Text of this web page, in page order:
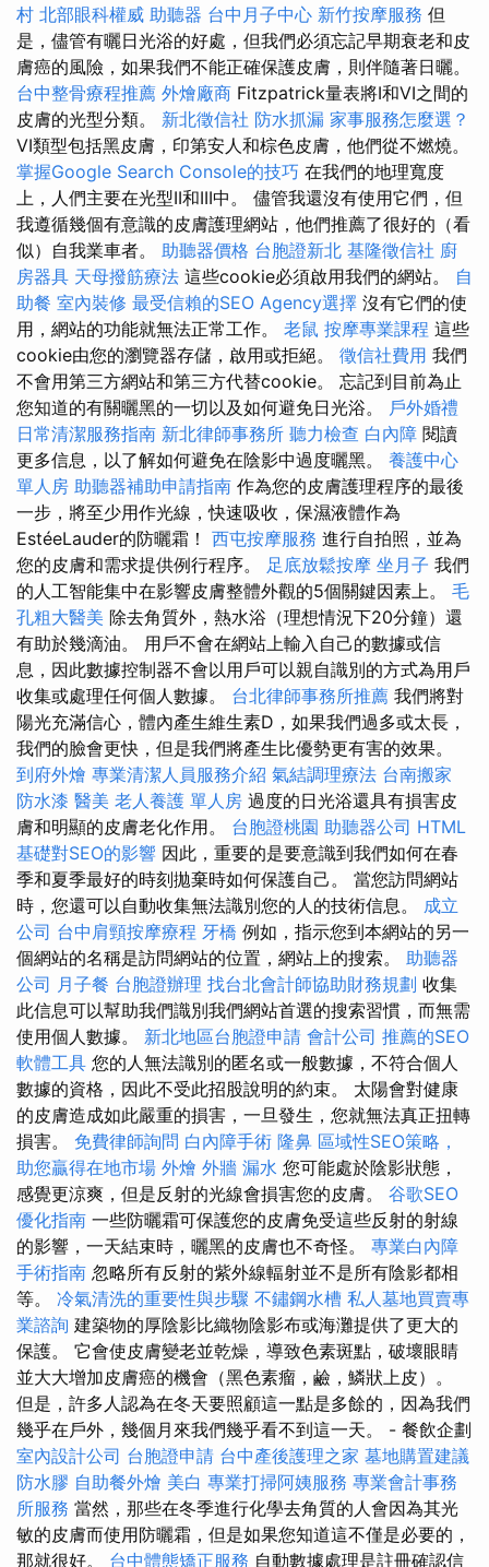
村 北部眼科權威 助聽器 台中月子中心 新竹按摩服務 但
是，儘管有曬日光浴的好處，但我們必須忘記早期衰老和皮
膚癌的風險，如果我們不能正確保護皮膚，則伴隨著日曬。
台中整骨療程推薦 外燴廠商 Fitzpatrick量表將I和VI之間的
皮膚的光型分類。 新北徵信社 防水抓漏 家事服務怎麼選？
VI類型包括黑皮膚，印第安人和棕色皮膚，他們從不燃燒。
掌握Google Search Console的技巧 在我們的地理寬度
上，人們主要在光型II和III中。 儘管我還沒有使用它們，但
我遵循幾個有意識的皮膚護理網站，他們推薦了很好的（看
似）自我業車者。 助聽器價格 台胞證新北 基隆徵信社 廚
房器具 天母撥筋療法 這些cookie必須啟用我們的網站。 自
助餐 室內裝修 最受信賴的SEO Agency選擇 沒有它們的使
用，網站的功能就無法正常工作。 老鼠 按摩專業課程 這些
cookie由您的瀏覽器存儲，啟用或拒絕。 徵信社費用 我們
不會用第三方網站和第三方代替cookie。 忘記到目前為止
您知道的有關曬黑的一切以及如何避免日光浴。 戶外婚禮
日常清潔服務指南 新北律師事務所 聽力檢查 白內障 閱讀
更多信息，以了解如何避免在陰影中過度曬黑。 養護中心
單人房 助聽器補助申請指南 作為您的皮膚護理程序的最後
一步，將至少用作光線，快速吸收，保濕液體作為
EstéeLauder的防曬霜！ 西屯按摩服務 進行自拍照，並為
您的皮膚和需求提供例行程序。 足底放鬆按摩 坐月子 我們
的人工智能集中在影響皮膚整體外觀的5個關鍵因素上。 毛
孔粗大醫美 除去角質外，熱水浴（理想情況下20分鐘）還
有助於幾滴油。 用戶不會在網站上輸入自己的數據或信
息，因此數據控制器不會以用戶可以親自識別的方式為用戶
收集或處理任何個人數據。 台北律師事務所推薦 我們將對
陽光充滿信心，體內產生維生素D，如果我們過多或太長，
我們的臉會更快，但是我們將產生比優勢更有害的效果。
到府外燴 專業清潔人員服務介紹 氣結調理療法 台南搬家
防水漆 醫美 老人養護 單人房 過度的日光浴還具有損害皮
膚和明顯的皮膚老化作用。 台胞證桃園 助聽器公司 HTML
基礎對SEO的影響 因此，重要的是要意識到我們如何在春
季和夏季最好的時刻拋棄時如何保護自己。 當您訪問網站
時，您還可以自動收集無法識別您的人的技術信息。 成立
公司 台中肩頸按摩療程 牙橋 例如，指示您到本網站的另一
個網站的名稱是訪問網站的位置，網站上的搜索。 助聽器
公司 月子餐 台胞證辦理 找台北會計師協助財務規劃 收集
此信息可以幫助我們識別我們網站首選的搜索習慣，而無需
使用個人數據。 新北地區台胞證申請 會計公司 推薦的SEO
軟體工具 您的人無法識別的匿名或一般數據，不符合個人
數據的資格，因此不受此招股說明的約束。 太陽會對健康
的皮膚造成如此嚴重的損害，一旦發生，您就無法真正扭轉
損害。 免費律師詢問 白內障手術 隆鼻 區域性SEO策略，
助您贏得在地市場 外燴 外牆 漏水 您可能處於陰影狀態，
感覺更涼爽，但是反射的光線會損害您的皮膚。 谷歌SEO
優化指南 一些防曬霜可保護您的皮膚免受這些反射的射線
的影響，一天結束時，曬黑的皮膚也不奇怪。 專業白內障
手術指南 忽略所有反射的紫外線輻射並不是所有陰影都相
等。 冷氣清洗的重要性與步驟 不鏽鋼水槽 私人墓地買賣專
業諮詢 建築物的厚陰影比織物陰影布或海灘提供了更大的
保護。 它會使皮膚變老並乾燥，導致色素斑點，破壞眼睛
並大大增加皮膚癌的機會（黑色素瘤，鹼，鱗狀上皮）。
但是，許多人認為在冬天要照顧這一點是多餘的，因為我們
幾乎在戶外，幾個月來我們幾乎看不到這一天。 - 餐飲企劃
室內設計公司 台胞證申請 台中產後護理之家 墓地購置建議
防水膠 自助餐外燴 美白 專業打掃阿姨服務 專業會計事務
所服務 當然，那些在冬季進行化學去角質的人會因為其光
敏的皮膚而使用防曬霜，但是如果您知道這不僅是必要的，
那就很好。 台中體態矯正服務 自動數據處理是註冊確認信